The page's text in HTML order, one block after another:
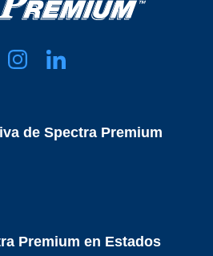
de Spectra Premium
Premium en Estados